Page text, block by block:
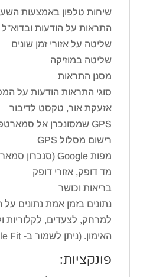
שיחות טלפון באמצעות
התראות על הודעות ובדוא”ל
שליטה על אזורי זמן שונים
שליטה במוזיקה
מסנן התראות
סוגי התראות הודעות על
אזעקת אור, טקסט לדיבור
GPS שמסונכרן אל סמארטפון
רישום מסלול GPS
מפות Google (סנכרון סמארטפון)
מד דופק, אזורי דופק
בריאות וכושר
נתונים בזמן אמת נתונים
למרחק, לצעדים, לקלוריות
האימון. (ניתן לשמור ב- Google Fit)
פונקציות: